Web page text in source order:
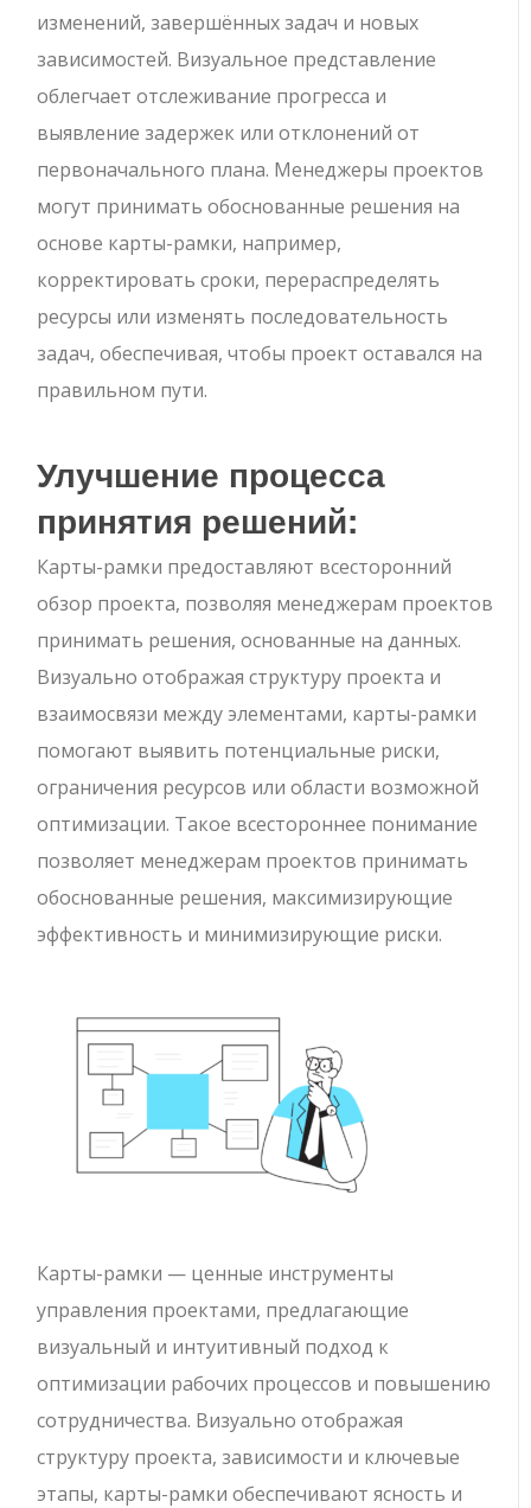
изменений, завершённых задач и новых
зависимостей. Визуальное представление
облегчает отслеживание прогресса и
выявление задержек или отклонений от
первоначального плана. Менеджеры проектов
могут принимать обоснованные решения на
основе карты-рамки, например,
корректировать сроки, перераспределять
ресурсы или изменять последовательность
задач, обеспечивая, чтобы проект оставался на
правильном пути.
Улучшение процесса
принятия решений:
Карты-рамки предоставляют всесторонний
обзор проекта, позволяя менеджерам проектов
принимать решения, основанные на данных.
Визуально отображая структуру проекта и
взаимосвязи между элементами, карты-рамки
помогают выявить потенциальные риски,
ограничения ресурсов или области возможной
оптимизации. Такое всестороннее понимание
позволяет менеджерам проектов принимать
обоснованные решения, максимизирующие
эффективность и минимизирующие риски.
Карты-рамки — ценные инструменты
управления проектами, предлагающие
визуальный и интуитивный подход к
оптимизации рабочих процессов и повышению
сотрудничества. Визуально отображая
структуру проекта, зависимости и ключевые
этапы, карты-рамки обеспечивают ясность и